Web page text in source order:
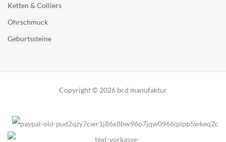
Ketten & Colliers
Ohrschmuck
Geburtssteine
Copyright © 2026 bcd manufaktur